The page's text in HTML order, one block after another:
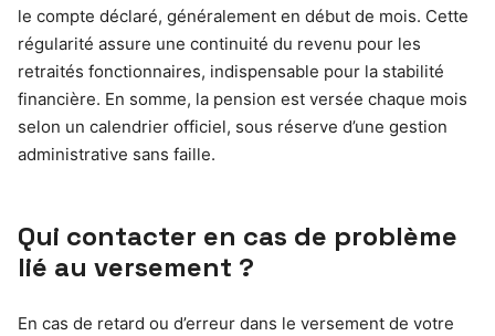
le compte déclaré, généralement en début de mois. Cette
régularité assure une continuité du revenu pour les
retraités fonctionnaires, indispensable pour la stabilité
financière. En somme, la pension est versée chaque mois
selon un calendrier officiel, sous réserve d’une gestion
administrative sans faille.
Qui contacter en cas de problème
lié au versement ?
En cas de retard ou d’erreur dans le versement de votre